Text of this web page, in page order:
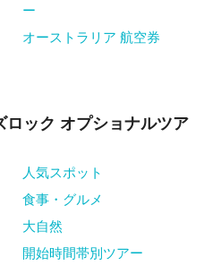
ー
オーストラリア 航空券
ック オプショナルツア
人気スポット
食事・グルメ
大自然
開始時間帯別ツアー